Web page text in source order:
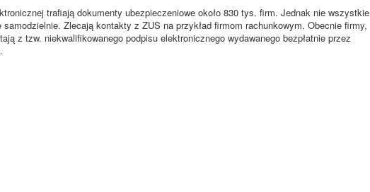
trafiają dokumenty ubezpieczeniowe około 830 tys. firm. Jednak nie wszystkie
Zlecają kontakty z ZUS na przykład firmom rachunkowym. Obecnie firmy,
z tzw. niekwalifikowanego podpisu elektronicznego wydawanego bezpłatnie przez